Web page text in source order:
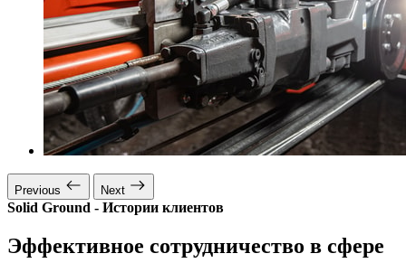
Previous Next
Solid Ground - Истории клиентов
Эффективное сотрудничество в сфере